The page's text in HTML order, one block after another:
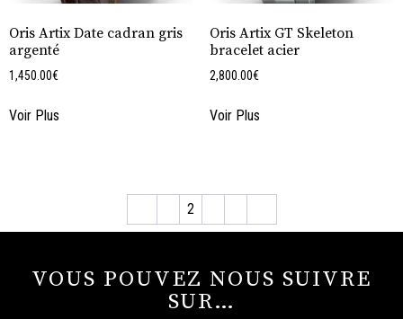
Oris Artix Date cadran gris
argenté
1,450.00€
Voir Plus
Oris Artix GT Skeleton
bracelet acier
2,800.00€
Voir Plus
2
VOUS POUVEZ NOUS SUIVRE
SUR…